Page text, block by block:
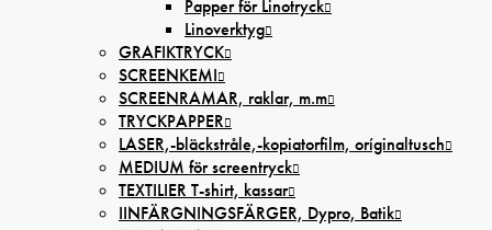
Papper för Linotryck
Linoverktyg
GRAFIKTRYCK
SCREENKEMI
SCREENRAMAR, raklar, m.m
TRYCKPAPPER
LASER,-bläckstråle,-kopiatorfilm, oríginaltusch
MEDIUM för screentryck
TEXTILIER T-shirt, kassar
IINFÄRGNINGSFÄRGER, Dypro, Batik